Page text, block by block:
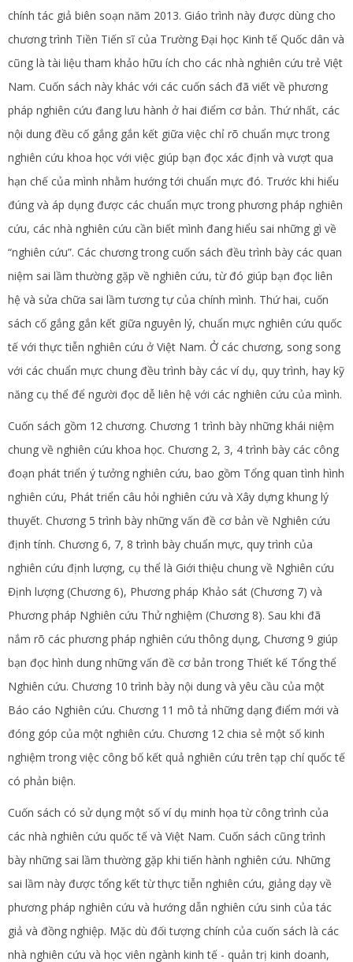
chính tác giả biên soạn năm 2013. Giáo trình này được dùng cho
chương trình Tiền Tiến sĩ của Trường Đại học Kinh tế Quốc dân và
cũng là tài liệu tham khảo hữu ích cho các nhà nghiên cứu trẻ Việt
Nam. Cuốn sách này khác với các cuốn sách đã viết về phương
pháp nghiên cứu đang lưu hành ở hai điểm cơ bản. Thứ nhất, các
nội dung đều cố gắng gắn kết giữa việc chỉ rõ chuẩn mực trong
nghiên cứu khoa học với việc giúp bạn đọc xác định và vượt qua
hạn chế của mình nhằm hướng tới chuẩn mực đó. Trước khi hiểu
đúng và áp dụng được các chuẩn mực trong phương pháp nghiên
cứu, các nhà nghiên cứu cần biết mình đang hiểu sai những gì về
“nghiên cứu”. Các chương trong cuốn sách đều trình bày các quan
niệm sai lầm thường gặp về nghiên cứu, từ đó giúp bạn đọc liên
hệ và sửa chữa sai lầm tương tự của chính mình. Thứ hai, cuốn
sách cố gắng gắn kết giữa nguyên lý, chuẩn mực nghiên cứu quốc
tế với thực tiễn nghiên cứu ở Việt Nam. Ở các chương, song song
với các chuẩn mực chung đều trình bày các ví dụ, quy trình, hay kỹ
năng cụ thể để người đọc dễ liên hệ với các nghiên cứu của mình.
Cuốn sách gồm 12 chương. Chương 1 trình bày những khái niệm
chung về nghiên cứu khoa học. Chương 2, 3, 4 trình bày các công
đoạn phát triển ý tưởng nghiên cứu, bao gồm Tổng quan tình hình
nghiên cứu, Phát triển câu hỏi nghiên cứu và Xây dựng khung lý
thuyết. Chương 5 trình bày những vấn đề cơ bản về Nghiên cứu
định tính. Chương 6, 7, 8 trình bày chuẩn mực, quy trình của
nghiên cứu định lượng, cụ thể là Giới thiệu chung về Nghiên cứu
Định lượng (Chương 6), Phương pháp Khảo sát (Chương 7) và
Phương pháp Nghiên cứu Thử nghiệm (Chương 8). Sau khi đã
nắm rõ các phương pháp nghiên cứu thông dụng, Chương 9 giúp
bạn đọc hình dung những vấn đề cơ bản trong Thiết kế Tổng thể
Nghiên cứu. Chương 10 trình bày nội dung và yêu cầu của một
Báo cáo Nghiên cứu. Chương 11 mô tả những dạng điểm mới và
đóng góp của một nghiên cứu. Chương 12 chia sẻ một số kinh
nghiệm trong việc công bố kết quả nghiên cứu trên tạp chí quốc tế
có phản biện.
Cuốn sách có sử dụng một số ví dụ minh họa từ công trình của
các nhà nghiên cứu quốc tế và Việt Nam. Cuốn sách cũng trình
bày những sai lầm thường gặp khi tiến hành nghiên cứu. Những
sai lầm này được tổng kết từ thực tiễn nghiên cứu, giảng dạy về
phương pháp nghiên cứu và hướng dẫn nghiên cứu sinh của tác
giả và đồng nghiệp. Mặc dù đối tượng chính của cuốn sách là các
nhà nghiên cứu và học viên ngành kinh tế - quản trị kinh doanh,